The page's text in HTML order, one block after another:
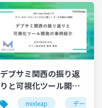
デブサミ関西の振り返
りと可視化ツール開発
の事例紹介 #mixleap
mixleap データ可